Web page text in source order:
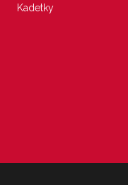
Kadetky